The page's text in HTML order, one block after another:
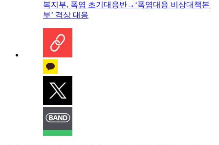
복지부, 폭염 초기대응반→‘폭염대응 비상대책본
부’ 격상 대응